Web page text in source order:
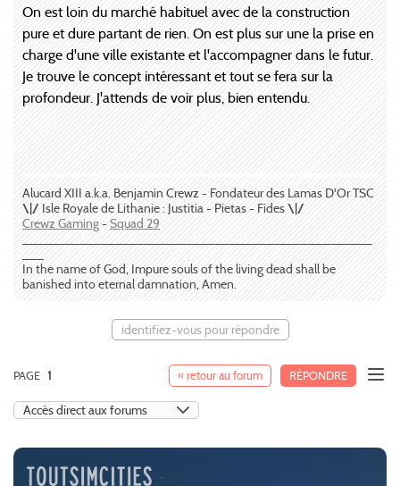
On est loin du marché habituel avec de la construction
pure et dure partant de rien. On est plus sur une la prise en
charge d'une ville existante et l'accompagner dans le futur.
Je trouve le concept intéressant et tout se fera sur la
profondeur. J'attends de voir plus, bien entendu.
Alucard XIII a.k.a. Benjamin Crewz - Fondateur des Lamas D'Or TSC
\|/ Isle Royale de Lithanie : Justitia - Pietas - Fides\|/
Crewz Gaming-Squad 29
In the name of God, Impure souls of the living dead shall be
banished into eternal damnation, Amen.
identifiez-vous pour répondre
« retour au forum RÉPONDRE
PAGE 1